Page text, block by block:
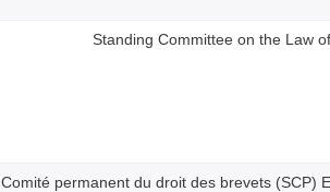
Standing Committee on the Law
Comité permanent du droit des brevets (SCP)